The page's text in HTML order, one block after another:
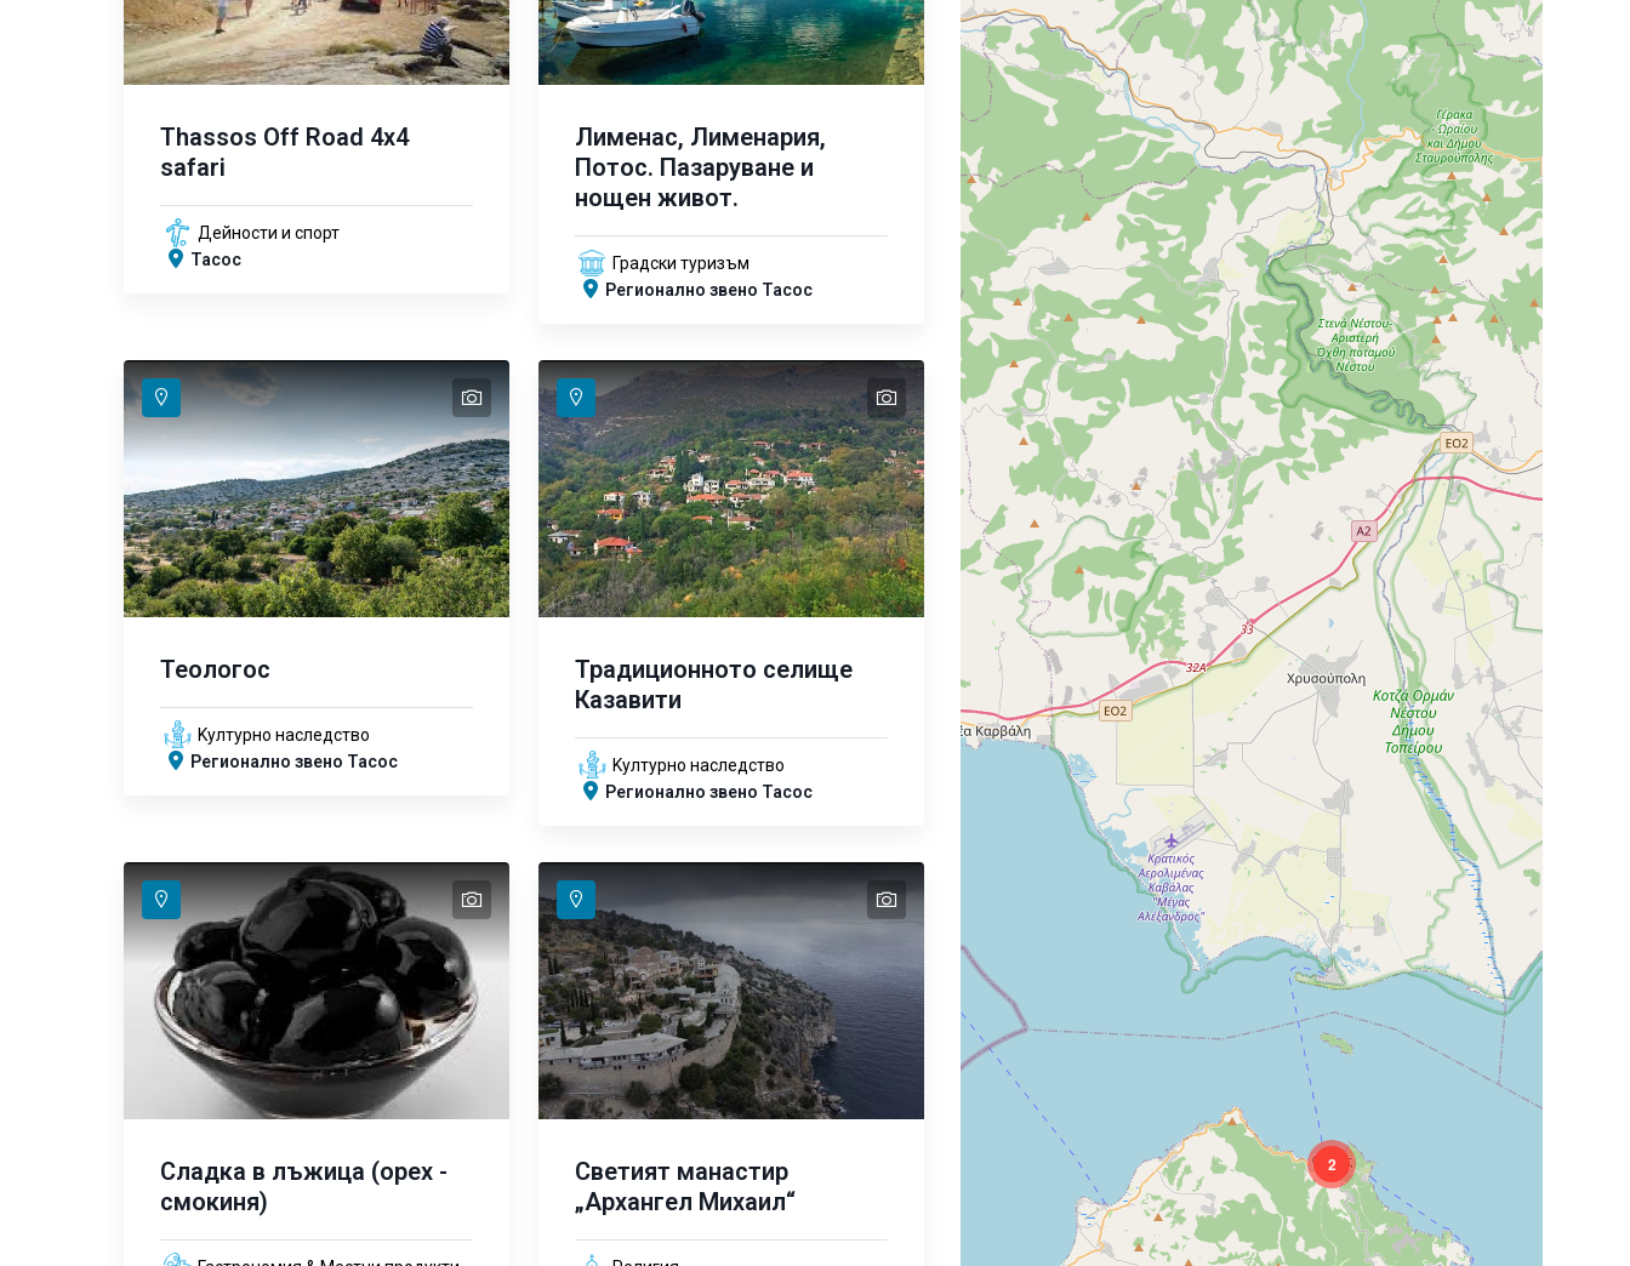
Thassos Off Road 4x4
safari
Дейности и спорт
Тасос
Лименас, Лименария,
Потос. Пазаруване и
нощен живот.
Градски туризъм
Регионално звено Тасос
text
text
text
text
Теологос
Kултурно наследство
Регионално звено Тасос
text
text
text
text
Традиционното селище
Казавити
Kултурно наследство
Регионално звено Тасос
text
Сладка в лъжица (орех -
смокиня)
text
text
text
text
text
Светият манастир
„Архангел Михаил“
2